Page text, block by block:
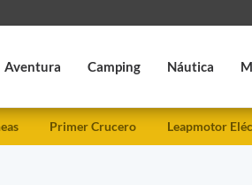
Aventura Camping Náutica
Primer Crucero Leapmotor